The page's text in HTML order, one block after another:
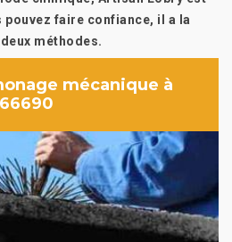
pouvez faire confiance, il a la
méthodes.
mécanique à